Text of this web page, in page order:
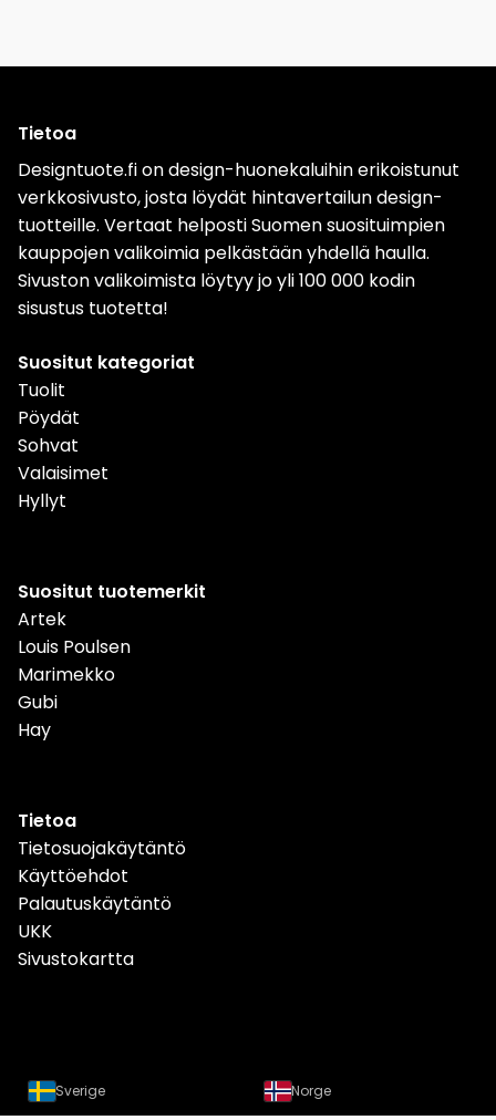
Tietoa
Designtuote.fi on design-huonekaluihin erikoistunut
verkkosivusto, josta löydät hintavertailun design-
tuotteille. Vertaat helposti Suomen suosituimpien
kauppojen valikoimia pelkästään yhdellä haulla.
Sivuston valikoimista löytyy jo yli 100 000 kodin
sisustus tuotetta!
Suositut kategoriat
Tuolit
Pöydät
Sohvat
Valaisimet
Hyllyt
Suositut tuotemerkit
Artek
Louis Poulsen
Marimekko
Gubi
Hay
Tietoa
Tietosuojakäytäntö
Käyttöehdot
Palautuskäytäntö
UKK
Sivustokartta
Sverige Norge